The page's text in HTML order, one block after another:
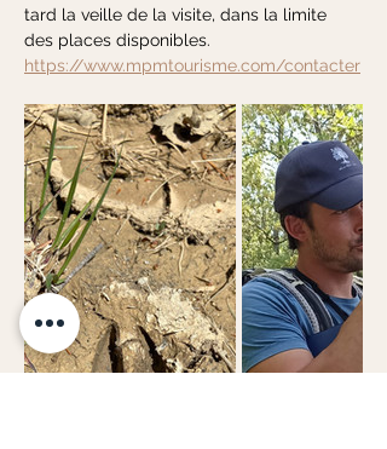
tard la veille de la visite, dans la limite
des places disponibles.
https://www.mpmtourisme.com/contacter